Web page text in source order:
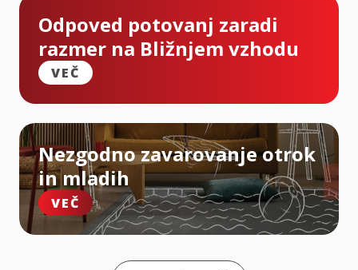
Odpoved potovanj zaradi
razmer na Bližnjem vzhodu
VEČ
Nezgodno zavarovanje otrok
in mladih
VEČ